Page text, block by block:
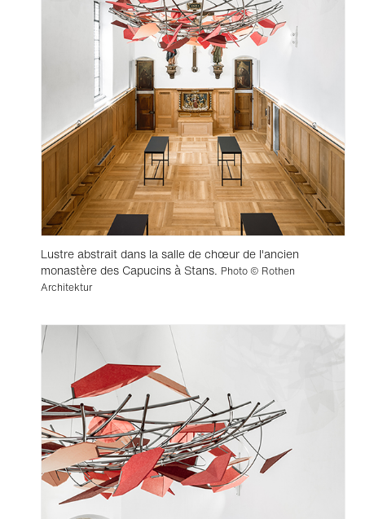
Lustre abstrait dans la salle de chœur de l'ancien
monastère des Capucins à Stans. Photo © Rothen
Architektur